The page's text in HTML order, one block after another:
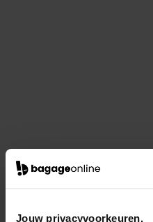
Jouw privacyvoorkeuren.